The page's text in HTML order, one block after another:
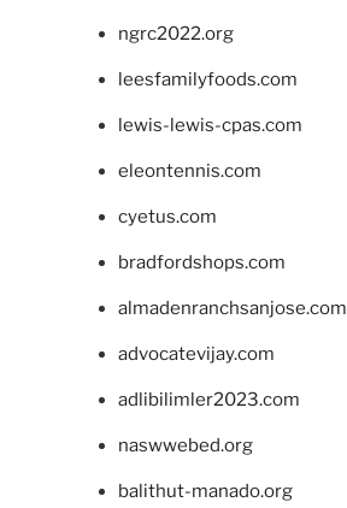
ngrc2022.org
leesfamilyfoods.com
lewis-lewis-cpas.com
eleontennis.com
cyetus.com
bradfordshops.com
almadenranchsanjose.com
advocatevijay.com
adlibilimler2023.com
naswwebed.org
balithut-manado.org